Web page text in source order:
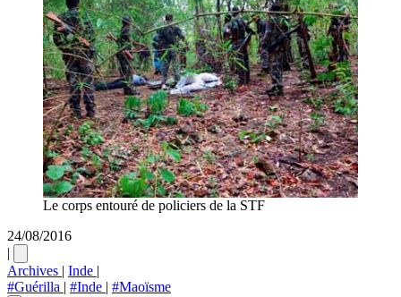
Le corps entouré de policiers de la STF
24/08/2016
|
Archives | Inde |
#Guérilla | #Inde | #Maoïsme